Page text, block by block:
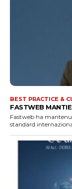
BEST PRACTICE &
FASTWEB
Fastweb ha
standard